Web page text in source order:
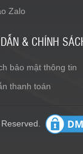
Zalo
& CHÍNH
bảo mật thông tin
thanh toán